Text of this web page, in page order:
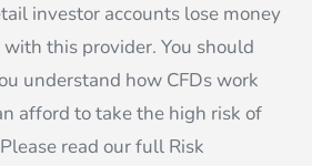
investor accounts lose money
this provider. You should
understand how CFDs work
afford to take the high risk of
read our full Risk